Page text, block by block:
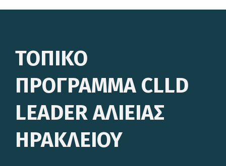
ΤΟΠΙΚΟ
ΠΡΟΓΡΑΜΜΑ CLLD
LEADER ΑΛΙΕΙΑΣ
ΗΡΑΚΛΕΙΟΥ